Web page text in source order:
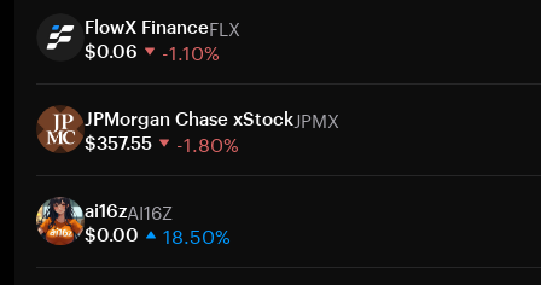
30日間
時価総額
FlowX FinanceFLX
$0.06 -1.10%
30日間
時価総額
JPMorgan Chase xStockJPMX
$357.55 -1.80%
30日間
時価総額
ai16zAI16Z
$0.00 18.50%